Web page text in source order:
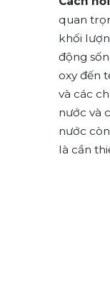
quan
khối
động
oxy đến
và các
nước và
nước
là cần